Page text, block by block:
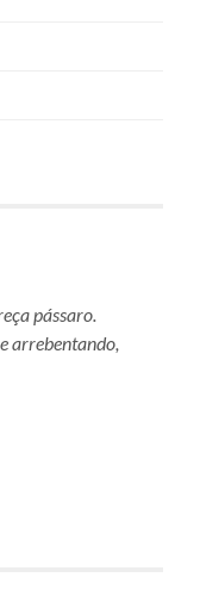
pássaro.
arrebentando,